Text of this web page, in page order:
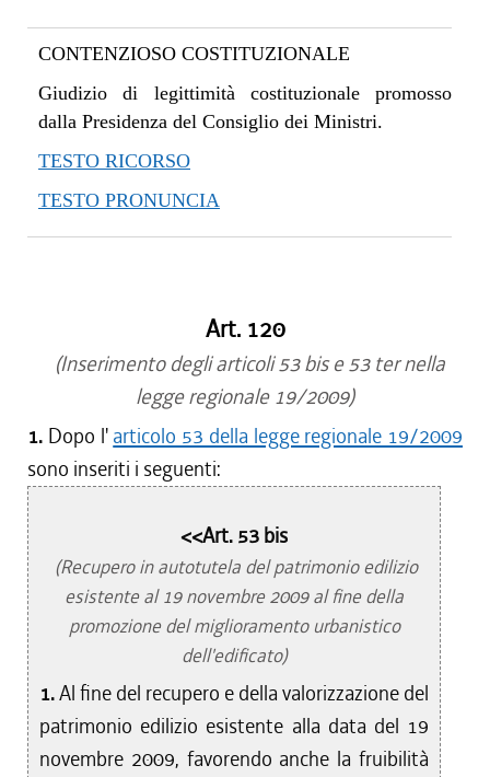
CONTENZIOSO COSTITUZIONALE
Giudizio di legittimità costituzionale promosso
dalla Presidenza del Consiglio dei Ministri.
TESTO RICORSO
TESTO PRONUNCIA
Art. 120
(Inserimento degli articoli 53 bis e 53 ter nella
legge regionale 19/2009)
1. Dopo l' articolo 53 della legge regionale 19/2009
sono inseriti i seguenti:
<<Art. 53 bis
(Recupero in autotutela del patrimonio edilizio
esistente al 19 novembre 2009 al fine della
promozione del miglioramento urbanistico
dell'edificato)
1.Al fine del recupero e della valorizzazione del
patrimonio edilizio esistente alla data del 19
novembre 2009, favorendo anche la fruibilità